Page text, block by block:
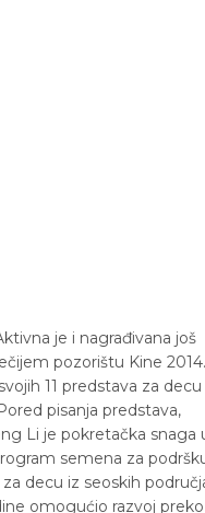
je i nagrađivana još
pozorištu Kine 2014.
11 predstava za decu
pisanja predstava,
Li je pokretačka snaga
semena za
decu iz seoskih
omogućio razvoj preko